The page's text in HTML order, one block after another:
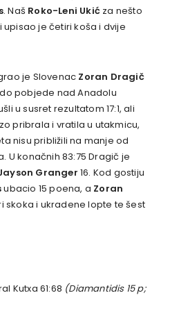
. Naš Roko-Leni Ukić za nešto
upisao je četiri koša i dvije
je Slovenac Zoran Dragič
pobjede nad Anadolu
u susret rezultatom 17:1, ali
pribrala i vratila u utakmicu,
nisu približili na manje od
U konačnih 83:75 Dragič je
Granger 16. Kod gostiju
ubacio 15 poena, a Zoran
skoka i ukradene lopte te šest
Kutxa 61:68 (Diamantidis 15 p;